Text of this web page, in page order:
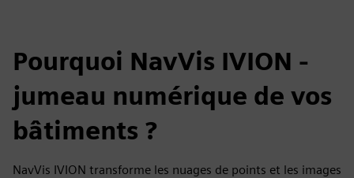
Pourquoi NavVis IVION -
jumeau numérique de vos
bâtiments ?
NavVis IVION transforme les nuages de points et les images